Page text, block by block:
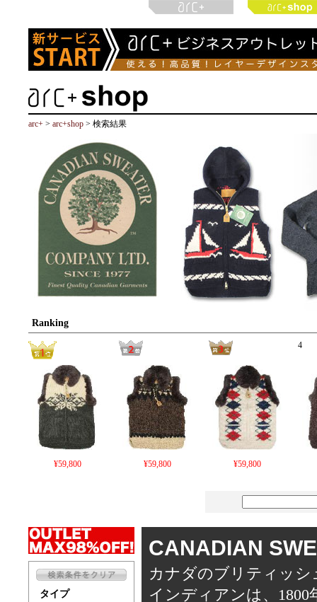
arc+ > arc+shop > 検索結果
Ranking
¥59,800 ¥59,800 ¥59,800
4
タイプ
CANADIAN
カナダのブリティッ
インディアンは、